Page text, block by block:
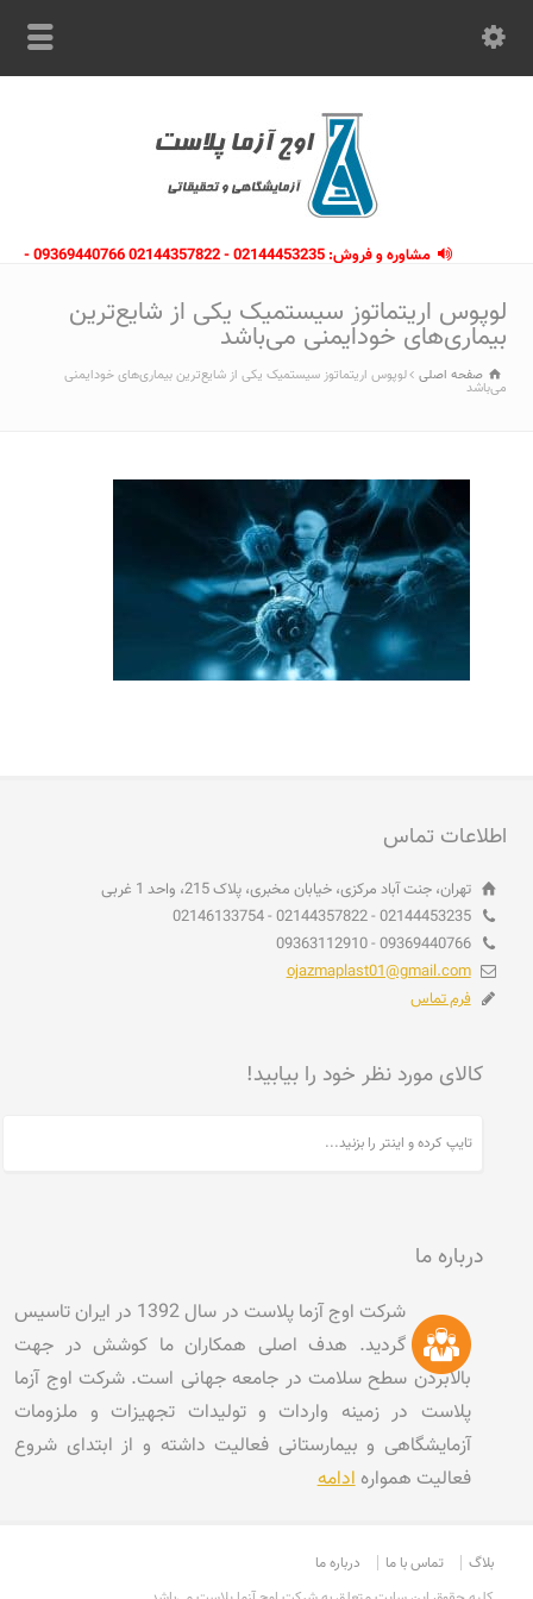
مشاوره و فروش: 02144453235 - 02144357822 09369440766 -
لوپوس اریتماتوز سیستمیک یکی از شایع‌ترین
بیماری‌های خودایمنی می‌باشد
صفحه اصلی لوپوس اریتماتوز سیستمیک یکی از شایع‌ترین بیماری‌های خودایمنی
می‌باشد
اطلاعات تماس
تهران، جنت آباد مرکزی، خیابان مخبری، پلاک 215، واحد 1 غربی
02144453235 - 02144357822 - 02146133754
09369440766 - 09363112910
ojazmaplast01@gmail.com
فرم تماس
کالای مورد نظر خود را بیابید!
درباره ما
شرکت اوج آزما پلاست در سال 1392 در ایران تاسیس
گردید. هدف اصلی همکاران ما کوشش در جهت
بالابردن سطح سلامت در جامعه جهانی است. شرکت اوج آزما
پلاست در زمینه واردات و تولیدات تجهیزات و ملزومات
آزمایشگاهی و بیمارستانی فعالیت داشته و از ابتدای شروع
فعالیت هموارهادامه
درباره ما تماس با ما
بلاگ